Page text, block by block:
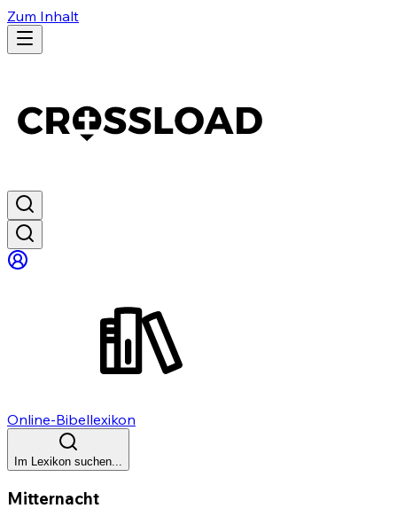
Zum Inhalt
Online-Bibellexikon
Im Lexikon suchen...
Mitternacht